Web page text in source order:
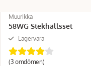
Muurikka
58WG Stekhällsset
Lagervara
(3 omdömen)